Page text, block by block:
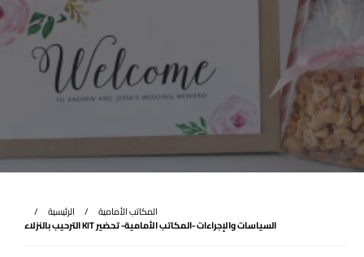
الرئيسية
المكاتب الأمامية
السياسات والإجراءات -المكاتب الأمامية- تحضير KIT الترحيب بالنزلاء